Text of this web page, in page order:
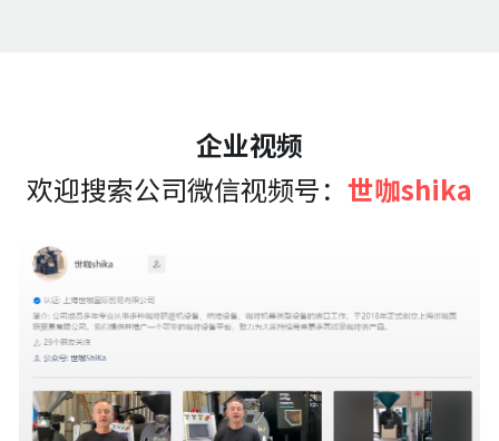
企业视频
欢迎搜索公司微信视频号： 世咖shika